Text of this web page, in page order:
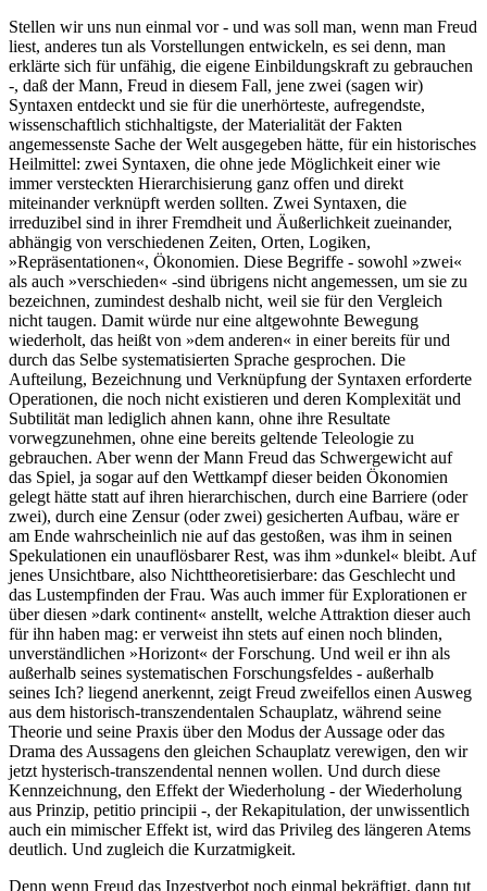
Stellen wir uns nun einmal vor - und was soll man, wenn man Freud
liest, anderes tun als Vorstellungen entwickeln, es sei denn, man
erklärte sich für unfähig, die eigene Einbildungskraft zu gebrauchen
-, daß der Mann, Freud in diesem Fall, jene zwei (sagen wir)
Syntaxen entdeckt und sie für die unerhörteste, aufregendste,
wissenschaftlich stichhaltigste, der Materialität der Fakten
angemessenste Sache der Welt ausgegeben hätte, für ein historisches
Heilmittel: zwei Syntaxen, die ohne jede Möglichkeit einer wie
immer versteckten Hierarchisierung ganz offen und direkt
miteinander verknüpft werden sollten. Zwei Syntaxen, die
irreduzibel sind in ihrer Fremdheit und Äußerlichkeit zueinander,
abhängig von verschiedenen Zeiten, Orten, Logiken,
»Repräsentationen«, Ökonomien. Diese Begriffe - sowohl »zwei«
als auch »verschieden« -sind übrigens nicht angemessen, um sie zu
bezeichnen, zumindest deshalb nicht, weil sie für den Vergleich
nicht taugen. Damit würde nur eine altgewohnte Bewegung
wiederholt, das heißt von »dem anderen« in einer bereits für und
durch das Selbe systematisierten Sprache gesprochen. Die
Aufteilung, Bezeichnung und Verknüpfung der Syntaxen erforderte
Operationen, die noch nicht existieren und deren Komplexität und
Subtilität man lediglich ahnen kann, ohne ihre Resultate
vorwegzunehmen, ohne eine bereits geltende Teleologie zu
gebrauchen. Aber wenn der Mann Freud das Schwergewicht auf
das Spiel, ja sogar auf den Wettkampf dieser beiden Ökonomien
gelegt hätte statt auf ihren hierarchischen, durch eine Barriere (oder
zwei), durch eine Zensur (oder zwei) gesicherten Aufbau, wäre er
am Ende wahrscheinlich nie auf das gestoßen, was ihm in seinen
Spekulationen ein unauflösbarer Rest, was ihm »dunkel« bleibt. Auf
jenes Unsichtbare, also Nichttheoretisierbare: das Geschlecht und
das Lustempfinden der Frau. Was auch immer für Explorationen er
über diesen »dark continent« anstellt, welche Attraktion dieser auch
für ihn haben mag: er verweist ihn stets auf einen noch blinden,
unverständlichen »Horizont« der Forschung. Und weil er ihn als
außerhalb seines systematischen Forschungsfeldes - außerhalb
seines Ich? liegend anerkennt, zeigt Freud zweifellos einen Ausweg
aus dem historisch-transzendentalen Schauplatz, während seine
Theorie und seine Praxis über den Modus der Aussage oder das
Drama des Aussagens den gleichen Schauplatz verewigen, den wir
jetzt hysterisch-transzendental nennen wollen. Und durch diese
Kennzeichnung, den Effekt der Wiederholung - der Wiederholung
aus Prinzip, petitio principii -, der Rekapitulation, der unwissentlich
auch ein mimischer Effekt ist, wird das Privileg des längeren Atems
deutlich. Und zugleich die Kurzatmigkeit.
Denn wenn Freud das Inzestverbot noch einmal bekräftigt, dann tut